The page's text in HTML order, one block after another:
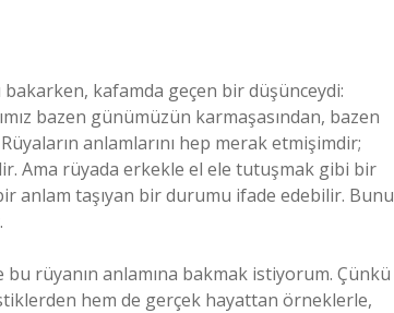
bakarken, kafamda geçen bir düşünceydi:
bazen günümüzün karmaşasından, bazen
anlamlarını hep merak etmişimdir;
Ama rüyada erkekle el ele tutuşmak gibi bir
anlam taşıyan bir durumu ifade edebilir.
rüyanın anlamına bakmak istiyorum. Çünkü
hem de gerçek hayattan örneklerle,